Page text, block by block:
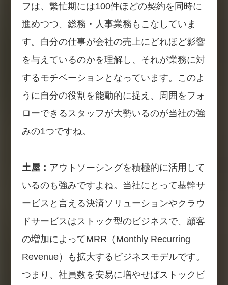
フは、繁忙期には100件ほどの契約を同時に
進めつつ、総務・人事業務もこなしていま
す。自分の仕事が会社の売上にどれほど影響
を与えているのかを理解し、それが業務に対
するモチベーションとなっています。このよ
うに自分の役割を能動的に捉え、周囲をフォ
ローできるスタッフが大勢いるのが当社の強
みの1つですね。
土屋： アウトソーシングを積極的に活用して
いるのも強みですよね。当社にとって基幹サ
ービスと言える決済ソリューションやクラウ
ドサービスはストック型のビジネスで、顧客
の増加によってMRR（Monthly Recurring
Revenue）も拡大するビジネスモデルです。
つまり、社員数を安易に増やせばストックビ